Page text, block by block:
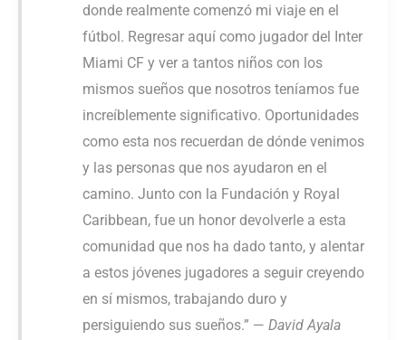
donde realmente comenzó mi viaje en el
fútbol. Regresar aquí como jugador del Inter
Miami CF y ver a tantos niños con los
mismos sueños que nosotros teníamos fue
increíblemente significativo. Oportunidades
como esta nos recuerdan de dónde venimos
y las personas que nos ayudaron en el
camino. Junto con la Fundación y Royal
Caribbean, fue un honor devolverle a esta
comunidad que nos ha dado tanto, y alentar
a estos jóvenes jugadores a seguir creyendo
en sí mismos, trabajando duro y
persiguiendo sus sueños.” — David Ayala